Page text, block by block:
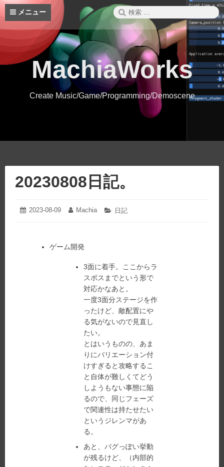
コ
ス
メニュー
検
索:
MachiaWorks
Create Music/Game/Programming/Demoscene
20230808日記。
投
2023-08-09 2023- 投
Machia
カ
日記
ゲーム開発
3面に着手。ここからラ
スボスまでという形で
対応かなあと。
一度3面分ステージを作
ったけど、敵配置にや
る気がないので見直し
たい。
とはいうものの、あま
りにバリエーション付
けすぎると攻略するこ
と自体が難しくてどう
しようもない事態に陥
るので、同じフェーズ
で関連性は持たせたい
というジレンマがあ
る。
あと、バグっぽい挙動
が残るけど、（内部的